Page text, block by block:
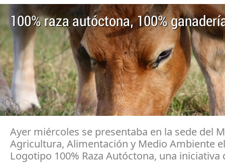
100% raza autóctona, 100%
Ayer miércoles se presentaba en la sede del
Agricultura, Alimentación y Medio Ambiente
Logotipo 100% Raza Autóctona, una iniciativa